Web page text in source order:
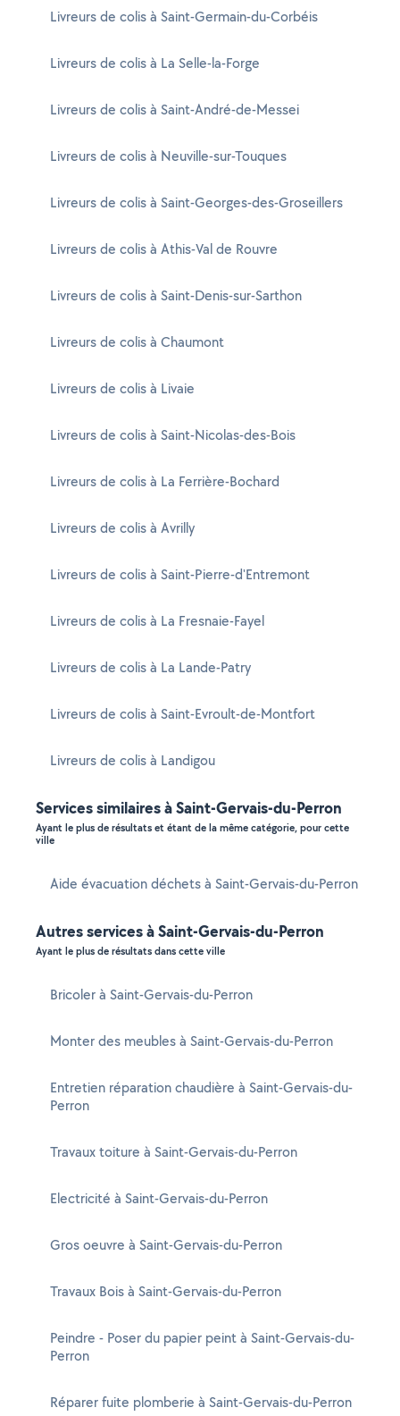
Livreurs de colis à Saint-Germain-du-Corbéis
Livreurs de colis à La Selle-la-Forge
Livreurs de colis à Saint-André-de-Messei
Livreurs de colis à Neuville-sur-Touques
Livreurs de colis à Saint-Georges-des-Groseillers
Livreurs de colis à Athis-Val de Rouvre
Livreurs de colis à Saint-Denis-sur-Sarthon
Livreurs de colis à Chaumont
Livreurs de colis à Livaie
Livreurs de colis à Saint-Nicolas-des-Bois
Livreurs de colis à La Ferrière-Bochard
Livreurs de colis à Avrilly
Livreurs de colis à Saint-Pierre-d'Entremont
Livreurs de colis à La Fresnaie-Fayel
Livreurs de colis à La Lande-Patry
Livreurs de colis à Saint-Evroult-de-Montfort
Livreurs de colis à Landigou
Services similaires à Saint-Gervais-du-Perron
Ayant le plus de résultats et étant de la même catégorie, pour cette
ville
Aide évacuation déchets à Saint-Gervais-du-Perron
Autres services à Saint-Gervais-du-Perron
Ayant le plus de résultats dans cette ville
Bricoler à Saint-Gervais-du-Perron
Monter des meubles à Saint-Gervais-du-Perron
Entretien réparation chaudière à Saint-Gervais-du-
Perron
Travaux toiture à Saint-Gervais-du-Perron
Electricité à Saint-Gervais-du-Perron
Gros oeuvre à Saint-Gervais-du-Perron
Travaux Bois à Saint-Gervais-du-Perron
Peindre - Poser du papier peint à Saint-Gervais-du-
Perron
Réparer fuite plomberie à Saint-Gervais-du-Perron